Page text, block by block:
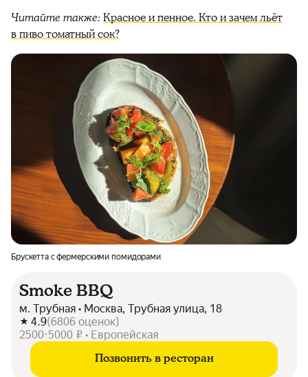
Читайте также:Красное и пенное. Кто и зачем льёт
в пиво томатный сок?
Брускетта с фермерскими помидорами
Smoke BBQ
м. Трубная • Москва, Трубная улица, 18
4.9(6806 оценок)
2500-5000 ₽ • Европейская
Позвонить в ресторан